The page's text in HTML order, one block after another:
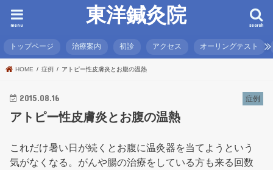
東洋鍼灸院 search
menu
トップページ 治療案内 初診 アクセス オーリングテスト
HOME 症例 アトピー性皮膚炎とお腹の温熱
症例
2015.08.16
アトピー性皮膚炎とお腹の温熱
これだけ暑い日が続くとお腹に温灸器を当てようという
気がなくなる。がんや腸の治療をしている方も来る回数